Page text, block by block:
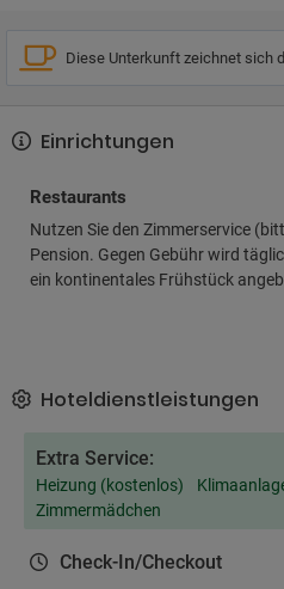
Diese Unterkunft zeichnet sich
Einrichtungen
Restaurants
Nutzen Sie den Zimmerservice
Pension. Gegen Gebühr wird
ein kontinentales Frühstück
Hoteldienstleistungen
Extra Service:
Heizung (kostenlos)
Zimmermädchen
Check-In/Checkout